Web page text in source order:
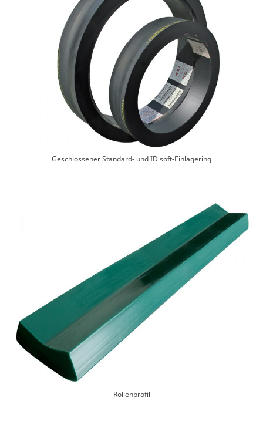
Geschlossener Standard- und ID soft-Einlagering
Rollenprofil